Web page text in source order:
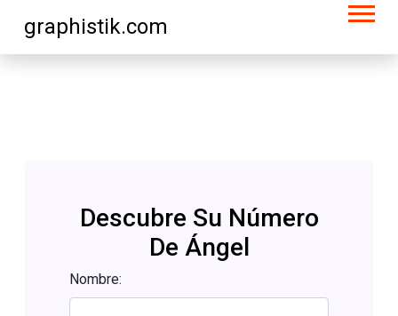
graphistik.com
Descubre Su Número
De Ángel
Nombre: